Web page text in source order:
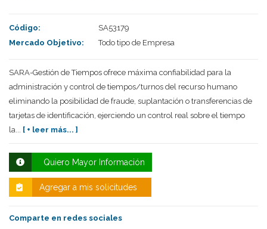
Servicios similares al solicitado
Al enviar este formulario aceptas nuestra
Enviar
Código:
SA53179
Mercado Objetivo:
Todo tipo de Empresa
SARA-Gestión de Tiempos ofrece máxima confiabilidad para la
administración y control de tiempos/turnos del recurso humano
eliminando la posibilidad de fraude, suplantación o transferencias de
tarjetas de identificación, ejerciendo un control real sobre el tiempo
la... [ + leer más... ]
Quiero Mayor Información
Agregar a mis solicitudes
Comparte en redes sociales